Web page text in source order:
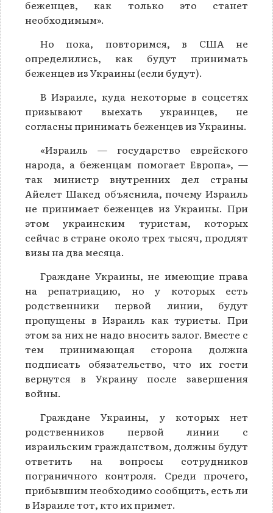
беженцев, как только это станет
необходимым».
Но пока, повторимся, в США не
определились, как будут принимать
беженцев из Украины (если будут).
В Израиле, куда некоторые в соцсетях
призывают выехать украинцев, не
согласны принимать беженцев из Украины.
«Израиль — государство еврейского
народа, а беженцам помогает Европа», —
так министр внутренних дел страны
Айелет Шакед объяснила, почему Израиль
не принимает беженцев из Украины. При
этом украинским туристам, которых
сейчас в стране около трех тысяч, продлят
визы на два месяца.
Граждане Украины, не имеющие права
на репатриацию, но у которых есть
родственники первой линии, будут
пропущены в Израиль как туристы. При
этом за них не надо вносить залог. Вместе с
тем принимающая сторона должна
подписать обязательство, что их гости
вернутся в Украину после завершения
войны.
Граждане Украины, у которых нет
родственников первой линии с
израильским гражданством, должны будут
ответить на вопросы сотрудников
пограничного контроля. Среди прочего,
прибывшим необходимо сообщить, есть ли
в Израиле тот, кто их примет.